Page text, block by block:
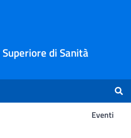
di Sanità
Eventi